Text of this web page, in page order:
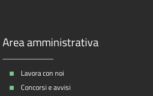
Area amministrativa
Lavora con noi
Concorsi e avvisi